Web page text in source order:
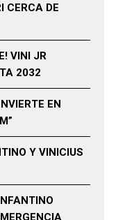
CERCA DE
VINI JR
2032
EN
Y VINICIUS